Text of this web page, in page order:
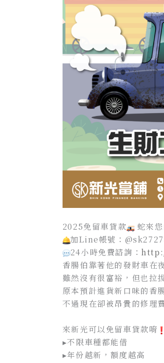
2025免留車貸款
蛇來
加Line帳號：
24小時免費諮詢：
香腸伯靠著他的發財車在
雖然沒有很富裕，但也拉
原本預計進貨新口味的香
不過現在卻被昂貴的修理
來新光可以免留車貸款唷
▸不限車種都能借
▸年份越新，額度越高